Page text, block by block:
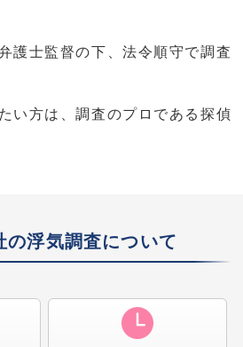
護士監督の下、法令順守で調査
い方は、調査のプロである探偵
の浮気調査について